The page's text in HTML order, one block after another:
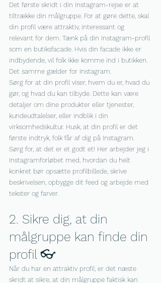
Det første skridt i din Instagram-rejse er at
tiltrække din målgruppe. For at gøre dette, skal
din profil være attraktiv, interessant og
relevant for dem. Tænk på din Instagram-profil
som en butiksfacade. Hvis din facade ikke er
indbydende, vil folk ikke komme ind i butikken.
Det samme gælder for Instagram.
Sørg for at din profil viser, hvem du er, hvad du
gør, og hvad du kan tilbyde. Dette kan være
detaljer om dine produkter eller tjenester,
kundeudtalelser, eller indblik i din
virksomhedskultur. Husk, at din profil er det
første indtryk, folk får af dig på Instagram.
Sørg for, at det er et godt et! Her arbejder jeg i
Instagramforløbet med, hvordan du helt
konkret bør opsætte profilbillede, skrive
beskrivelsen, opbygge dit feed og arbejde med
tekster og farver.
2. Sikre dig, at din
målgruppe kan finde din
profil 👓
Når du har en attraktiv profil, er det næste
skridt at sikre, at din målgruppe faktisk kan